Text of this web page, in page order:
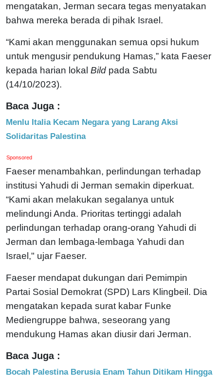
mengatakan, Jerman secara tegas menyatakan
bahwa mereka berada di pihak Israel.
“Kami akan menggunakan semua opsi hukum
untuk mengusir pendukung Hamas,” kata Faeser
kepada harian lokal Bild pada Sabtu
(14/10/2023).
Baca Juga :
Menlu Italia Kecam Negara yang Larang Aksi
Solidaritas Palestina
Sponsored
Faeser menambahkan, perlindungan terhadap
institusi Yahudi di Jerman semakin diperkuat.
“Kami akan melakukan segalanya untuk
melindungi Anda. Prioritas tertinggi adalah
perlindungan terhadap orang-orang Yahudi di
Jerman dan lembaga-lembaga Yahudi dan
Israel," ujar Faeser.
Faeser mendapat dukungan dari Pemimpin
Partai Sosial Demokrat (SPD) Lars Klingbeil. Dia
mengatakan kepada surat kabar Funke
Mediengruppe bahwa, seseorang yang
mendukung Hamas akan diusir dari Jerman.
Baca Juga :
Bocah Palestina Berusia Enam Tahun Ditikam Hingga